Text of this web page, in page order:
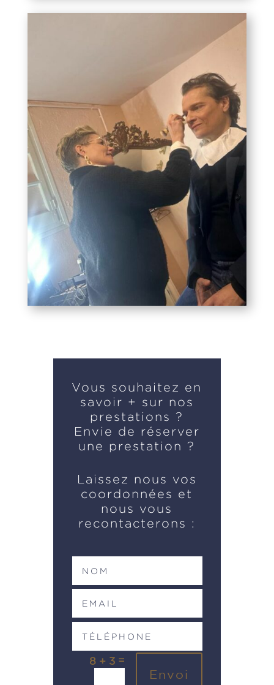
Vous souhaitez en
savoir + sur nos
prestations ?
Envie de réserver
une prestation ?
Laissez nous vos
coordonnées et
nous vous
recontacterons :
8 + 3=
Envoi